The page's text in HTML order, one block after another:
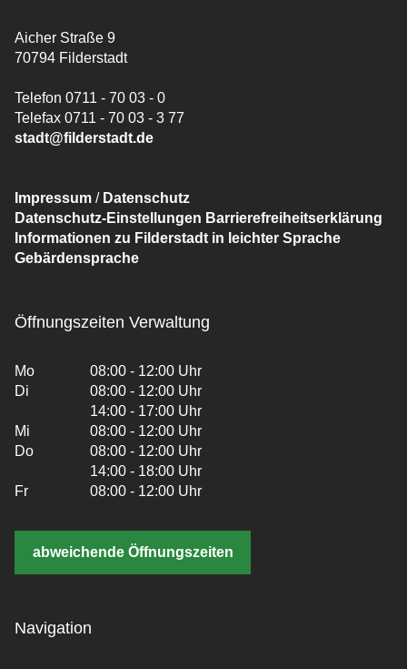
Aicher Straße 9
70794 Filderstadt
Telefon 0711 - 70 03 - 0
Telefax 0711 - 70 03 - 3 77
stadt@filderstadt.de
Impressum / Datenschutz
Datenschutz-Einstellungen Barrierefreiheitserklärung
Informationen zu Filderstadt in leichter Sprache
Gebärdensprache
Öffnungszeiten Verwaltung
Mo
08:00 - 12:00 Uhr
Di
08:00 - 12:00 Uhr
14:00 - 17:00 Uhr
Mi
08:00 - 12:00 Uhr
Do
08:00 - 12:00 Uhr
14:00 - 18:00 Uhr
Fr
08:00 - 12:00 Uhr
abweichende Öffnungszeiten
Navigation